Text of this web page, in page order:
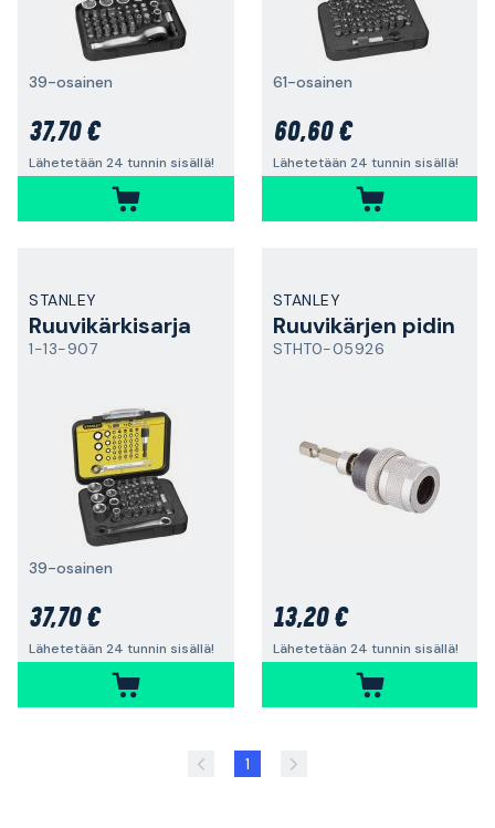
39-osainen
37,70 €
Lähetetään 24 tunnin sisällä!
61-osainen
60,60 €
Lähetetään 24 tunnin sisällä!
STANLEY
Ruuvikärkisarja
1-13-907
39-osainen
37,70 €
Lähetetään 24 tunnin sisällä!
STANLEY
Ruuvikärjen pidin
STHT0-05926
13,20 €
Lähetetään 24 tunnin sisällä!
1